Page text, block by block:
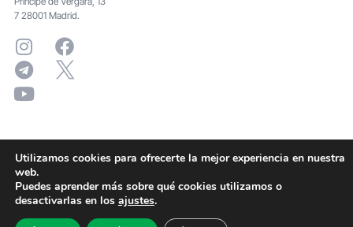
7 28001 Madrid.
Utilizamos cookies para ofrecerte la mejor experiencia en nuestra
web.
Puedes aprender más sobre qué cookies utilizamos o
desactivarlas en los ajustes.